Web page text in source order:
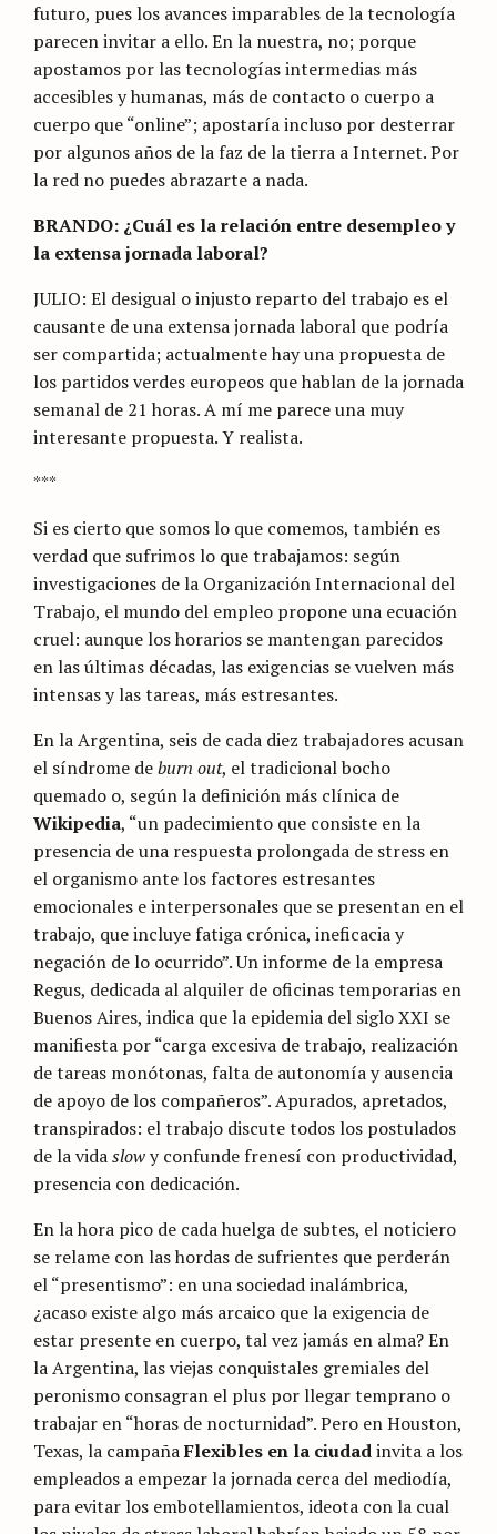
futuro, pues los avances imparables de la tecnología
parecen invitar a ello. En la nuestra, no; porque
apostamos por las tecnologías intermedias más
accesibles y humanas, más de contacto o cuerpo a
cuerpo que “online”; apostaría incluso por desterrar
por algunos años de la faz de la tierra a Internet. Por
la red no puedes abrazarte a nada.
BRANDO: ¿Cuál es la relación entre desempleo y
la extensa jornada laboral?
JULIO: El desigual o injusto reparto del trabajo es el
causante de una extensa jornada laboral que podría
ser compartida; actualmente hay una propuesta de
los partidos verdes europeos que hablan de la jornada
semanal de 21 horas. A mí me parece una muy
interesante propuesta. Y realista.
***
Si es cierto que somos lo que comemos, también es
verdad que sufrimos lo que trabajamos: según
investigaciones de la Organización Internacional del
Trabajo, el mundo del empleo propone una ecuación
cruel: aunque los horarios se mantengan parecidos
en las últimas décadas, las exigencias se vuelven más
intensas y las tareas, más estresantes.
En la Argentina, seis de cada diez trabajadores acusan
el síndrome deburn out, el tradicional bocho
quemado o, según la definición más clínica de
Wikipedia, “un padecimiento que consiste en la
presencia de una respuesta prolongada de stress en
el organismo ante los factores estresantes
emocionales e interpersonales que se presentan en el
trabajo, que incluye fatiga crónica, ineficacia y
negación de lo ocurrido”. Un informe de la empresa
Regus, dedicada al alquiler de oficinas temporarias en
Buenos Aires, indica que la epidemia del siglo XXI se
manifiesta por “carga excesiva de trabajo, realización
de tareas monótonas, falta de autonomía y ausencia
de apoyo de los compañeros”. Apurados, apretados,
transpirados: el trabajo discute todos los postulados
de la vidaslowy confunde frenesí con productividad,
presencia con dedicación.
En la hora pico de cada huelga de subtes, el noticiero
se relame con las hordas de sufrientes que perderán
el “presentismo”: en una sociedad inalámbrica,
¿acaso existe algo más arcaico que la exigencia de
estar presente en cuerpo, tal vez jamás en alma? En
la Argentina, las viejas conquistales gremiales del
peronismo consagran el plus por llegar temprano o
trabajar en “horas de nocturnidad”. Pero en Houston,
Texas, la campañaFlexibles en la ciudadinvita a los
empleados a empezar la jornada cerca del mediodía,
para evitar los embotellamientos, ideota con la cual